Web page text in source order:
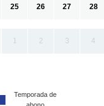
25 26 27 28
1 2 3 4
Temporada de